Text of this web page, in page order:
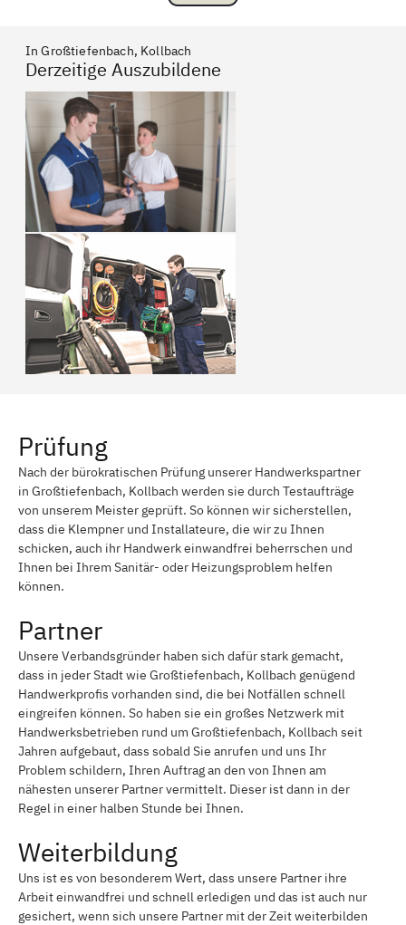
In Großtiefenbach, Kollbach
Derzeitige Auszubildene
Prüfung
Nach der bürokratischen Prüfung unserer Handwerkspartner
in Großtiefenbach, Kollbach werden sie durch Testaufträge
von unserem Meister geprüft. So können wir sicherstellen,
dass die Klempner und Installateure, die wir zu Ihnen
schicken, auch ihr Handwerk einwandfrei beherrschen und
Ihnen bei Ihrem Sanitär- oder Heizungsproblem helfen
können.
Partner
Unsere Verbandsgründer haben sich dafür stark gemacht,
dass in jeder Stadt wie Großtiefenbach, Kollbach genügend
Handwerkprofis vorhanden sind, die bei Notfällen schnell
eingreifen können. So haben sie ein großes Netzwerk mit
Handwerksbetrieben rund um Großtiefenbach, Kollbach seit
Jahren aufgebaut, dass sobald Sie anrufen und uns Ihr
Problem schildern, Ihren Auftrag an den von Ihnen am
nähesten unserer Partner vermittelt. Dieser ist dann in der
Regel in einer halben Stunde bei Ihnen.
Weiterbildung
Uns ist es von besonderem Wert, dass unsere Partner ihre
Arbeit einwandfrei und schnell erledigen und das ist auch nur
gesichert, wenn sich unsere Partner mit der Zeit weiterbilden